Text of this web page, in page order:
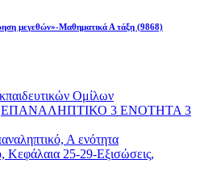
μεγεθών»-Μαθηματικά Α τάξη (9868)
Ομίλων
,ΕΠΑΝΑΛΗΠΤΙΚΟ 3 ΕΝΟΤΗΤΑ 3
Α ενότητα
Κεφάλαια 25-29-Εξισώσεις,